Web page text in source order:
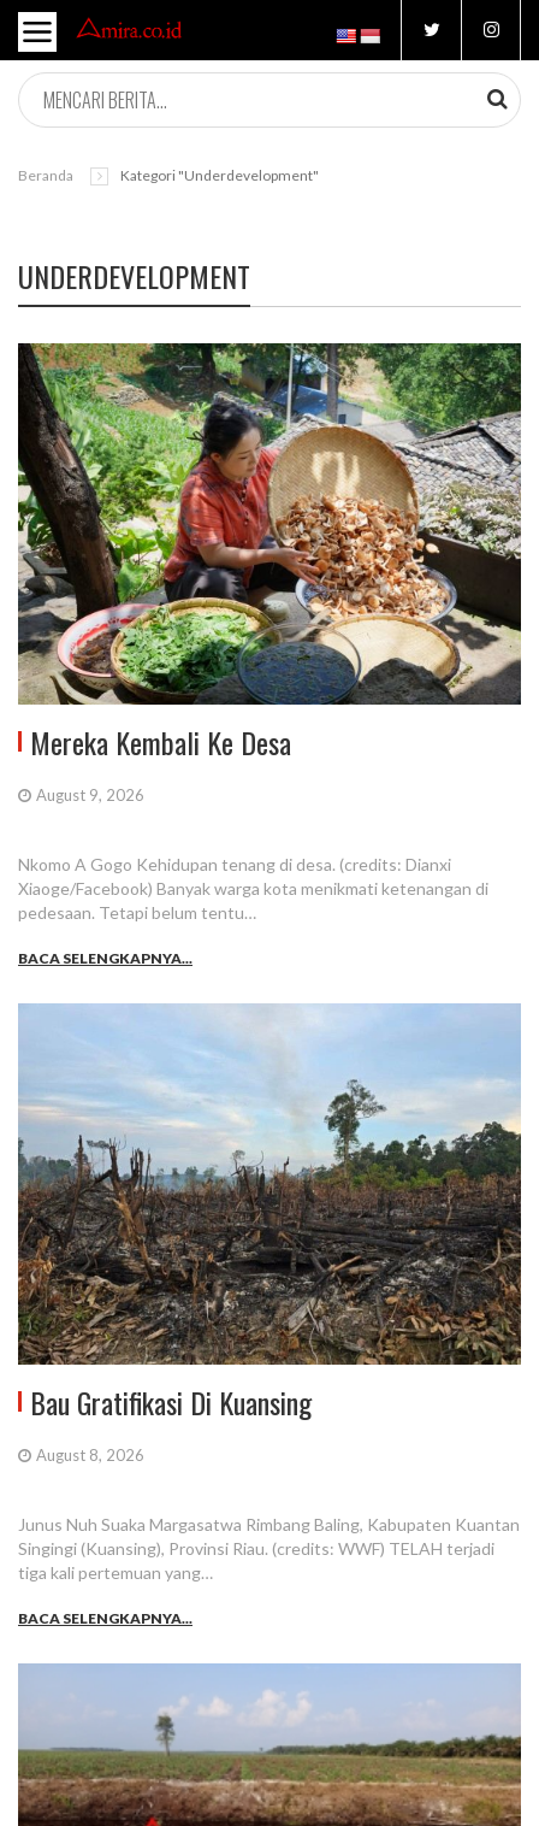
Beranda Kategori "underdevelopment"
UNDERDEVELOPMENT
Mereka Kembali Ke Desa
August 9, 2026
Nkomo A Gogo Kehidupan tenang di desa. (credits: Dianxi
Xiaoge/Facebook) Banyak warga kota menikmati ketenangan di
pedesaan. Tetapi belum tentu…
BACA SELENGKAPNYA...
Bau Gratifikasi Di Kuansing
August 8, 2026
Junus Nuh Suaka Margasatwa Rimbang Baling, Kabupaten Kuantan
Singingi (Kuansing), Provinsi Riau. (credits: WWF) TELAH terjadi
tiga kali pertemuan yang…
BACA SELENGKAPNYA...